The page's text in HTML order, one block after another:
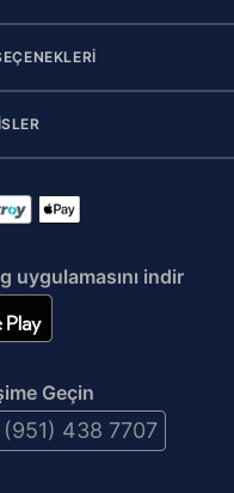
uygulamasını indir
Geçin
(951) 438 7707